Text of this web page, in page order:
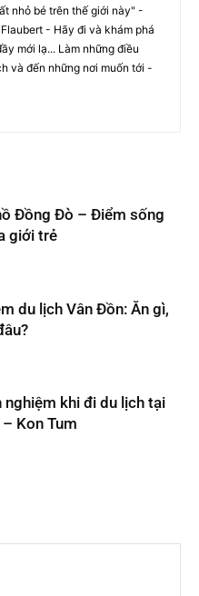
nhỏ bé trên thế giới này" -
- Hãy đi và khám phá
mới lạ... Làm những điều
và đến những nơi muốn tới -
Đồng Đò – Điểm sống
giới trẻ
du lịch Vân Đồn: Ăn gì,
nghiệm khi đi du lịch tại
Kon Tum